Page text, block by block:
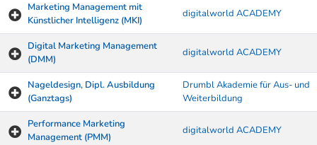
Marketing Management mit
Künstlicher Intelligenz (MKI)
digitalworld ACADEMY
Digital Marketing Management
(DMM)
digitalworld ACADEMY
Nageldesign, Dipl. Ausbildung
(Ganztags)
Drumbl Akademie für Aus- und
Weiterbildung
Performance Marketing
Management (PMM)
digitalworld ACADEMY